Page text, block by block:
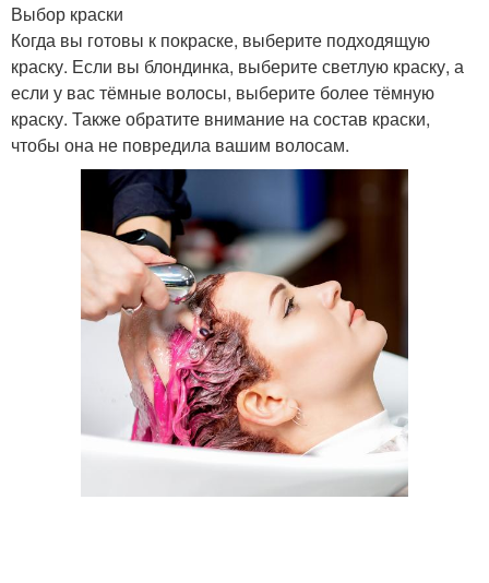
Выбор краски
Когда вы готовы к покраске, выберите подходящую
краску. Если вы блондинка, выберите светлую краску, а
если у вас тёмные волосы, выберите более тёмную
краску. Также обратите внимание на состав краски,
чтобы она не повредила вашим волосам.